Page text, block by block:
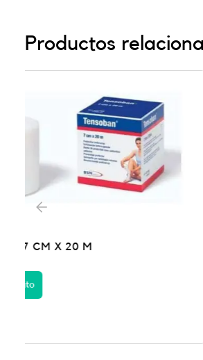
Productos
VENDA ESC GYPSONA